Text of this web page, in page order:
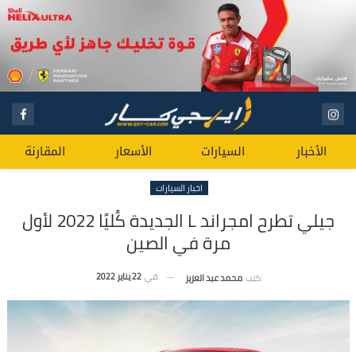
الأخبار السيارات الأسعار المقارنة
اخبار السيارات
جيلي تطرح امجراند L الجديدة كُليًا 2022 لأول
مرة في الصين
كتب محمد عبد العزيز في 22 يناير 2022